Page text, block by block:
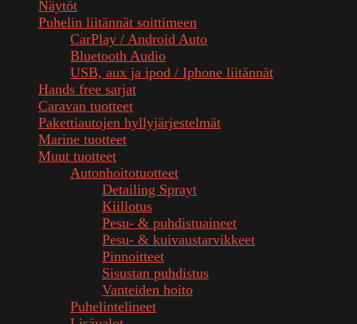
Näytöt
Puhelin liitännät soittimeen
CarPlay / Android Auto
Bluetooth Audio
USB, aux ja ipod / Iphone liitännät
Hands free sarjat
Caravan tuotteet
Pakettiautojen hyllyjärjestelmät
Marine tuotteet
Muut tuotteet
Autonhoitotuotteet
Detailing Sprayt
Kiillotus
Pesu- & puhdistuaineet
Pesu- & kuivaustarvikkeet
Pinnoitteet
Sisustan puhdistus
Vanteiden hoito
Puhelintelineet